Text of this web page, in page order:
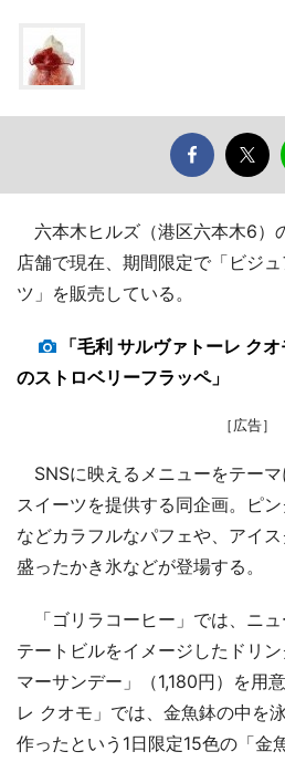
六本木ヒルズ（港区六本木6）
店舗で現在、期間限定で「ビジ
ツ」を販売している。
「毛利 サルヴァトーレ ク
のストロベリーフラッペ」
［広告］
SNSに映えるメニューをテー
スイーツを提供する同企画。ピ
などカラフルなパフェや、アイ
盛ったかき氷などが登場する。
「ゴリラコーヒー」では、ニ
テートビルをイメージしたドリ
マーサンデー」（1,180円）を用
レ クオモ」では、金魚鉢の中を
作ったという1日限定15色の「金